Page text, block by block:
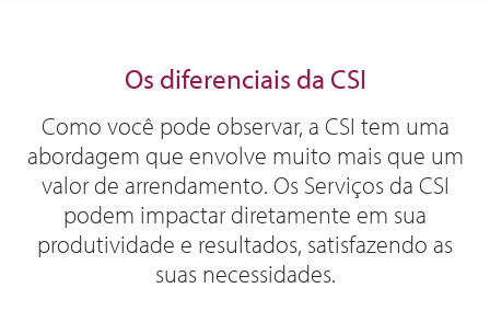
Os diferenciais da CSI
Como você pode observar, a CSI tem uma
abordagem que envolve muito mais que um
valor de arrendamento. Os Serviços da CSI
podem impactar diretamente em sua
produtividade e resultados, satisfazendo as
suas necessidades.